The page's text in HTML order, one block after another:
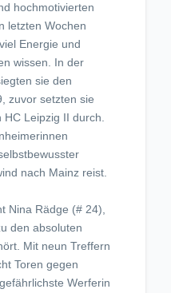
hochmotivierten
letzten Wochen
Energie und
wissen. In der
sie den
zuvor setzten sie
Leipzig II durch.
nach Mainz reist.
Nina Rädge (# 24),
den absoluten
Mit neun Treffern
Toren gegen
Werferin